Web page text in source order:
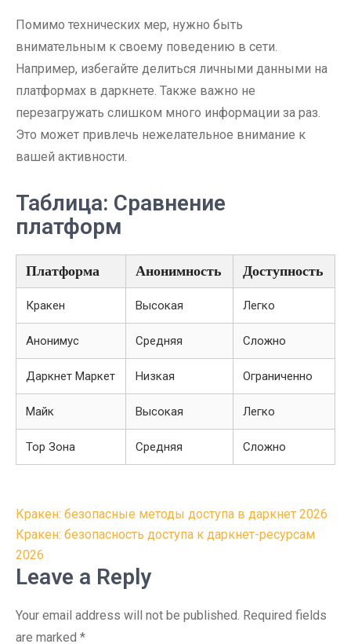
Помимо технических мер, нужно быть
внимательным к своему поведению в сети.
Например, избегайте делиться личными данными на
платформах в даркнете. Также важно не
перезагружать слишком много информации за раз.
Это может привлечь нежелательное внимание к
вашей активности.
Таблица: Сравнение
платформ
Платформа Анонимность Доступность
Кракен Высокая Легко
Анонимус Средняя Сложно
Даркнет Маркет Низкая Ограниченно
Майк Высокая Легко
Тор Зона Средняя Сложно
Post
navigation
Кракен: безопасные методы доступа в даркнет 2026
Кракен: безопасность доступа к даркнет-ресурсам
2026
Leave a Reply
Your email address will not be published. Required fields
are marked *